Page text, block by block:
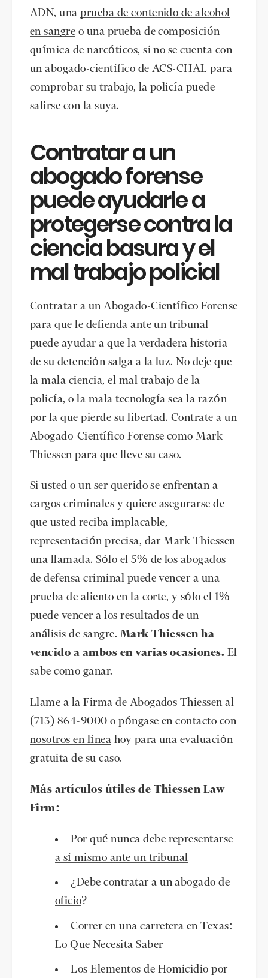
ADN, unaprueba de contenido de alcohol
en sangre o una prueba de composición
química de narcóticos, si no se cuenta con
un abogado-científico de ACS-CHAL para
comprobar su trabajo, la policía puede
salirse con la suya.
Contratar a un
abogado forense
puede ayudarle a
protegerse contra la
ciencia basura y el
mal trabajo policial
Contratar a un Abogado-Científico Forense
para que le defienda ante un tribunal
puede ayudar a que la verdadera historia
de su detención salga a la luz. No deje que
la mala ciencia, el mal trabajo de la
policía, o la mala tecnología sea la razón
por la que pierde su libertad. Contrate a un
Abogado-Científico Forense como Mark
Thiessen para que lleve su caso.
Si usted o un ser querido se enfrentan a
cargos criminales y quiere asegurarse de
que usted reciba implacable,
representación precisa, dar Mark Thiessen
una llamada. Sólo el 5% de los abogados
de defensa criminal puede vencer a una
prueba de aliento en la corte, y sólo el 1%
puede vencer a los resultados de un
análisis de sangre. Mark Thiessen ha
vencido a ambos en varias ocasiones. El
sabe como ganar.
Llame a la Firma de Abogados Thiessen al
(713) 864-9000 opóngase en contacto con
nosotros en línea hoy para una evaluación
gratuita de su caso.
Más artículos útiles de Thiessen Law
Firm:
Por qué nunca debe representarse
a sí mismo ante un tribunal
¿Debe contratar a unabogado de
oficio?
Correr en una carretera en Texas:
Lo Que Necesita Saber
Los Elementos de Homicidio por